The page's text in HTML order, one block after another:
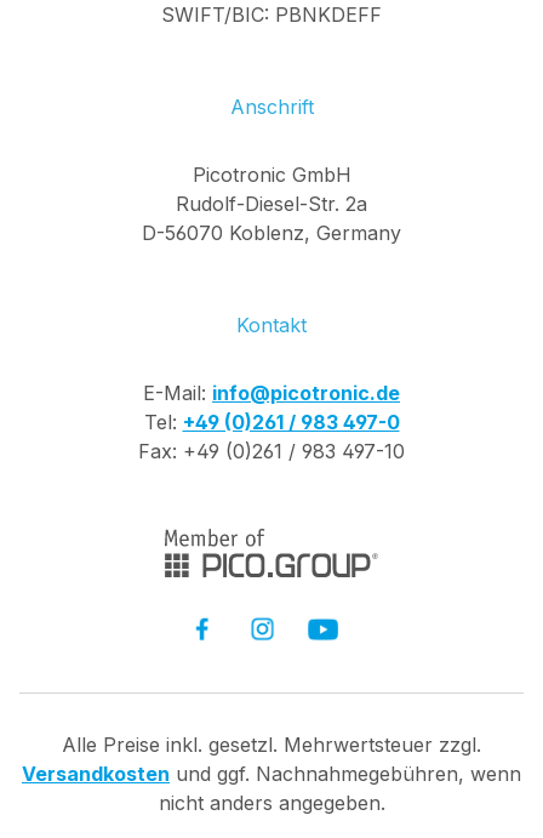
SWIFT/BIC: PBNKDEFF
Anschrift
Picotronic GmbH
Rudolf-Diesel-Str. 2a
D-56070 Koblenz, Germany
Kontakt
E-Mail: info@picotronic.de
Tel: +49 (0)261 / 983 497-0
Fax: +49 (0)261 / 983 497-10
Alle Preise inkl. gesetzl. Mehrwertsteuer zzgl.
Versandkosten und ggf. Nachnahmegebühren, wenn
nicht anders angegeben.